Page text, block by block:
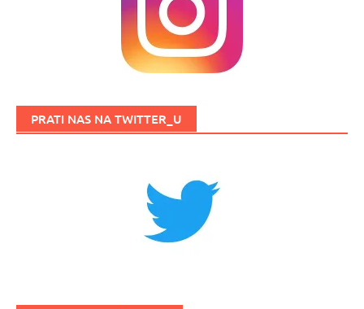
PRATI NAS NA TWITTER_U